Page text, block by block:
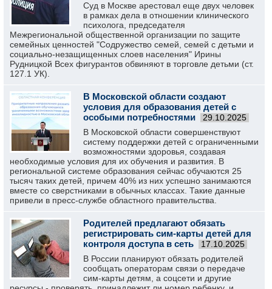
Суд в Москве арестовал еще двух человек
в рамках дела в отношении клинического
психолога, председателя
Межрегиональной общественной организации по защите
семейных ценностей "Содружество семей, семей с детьми и
социально-незащищенных слоев населения" Ирины
Рудницкой Всех фигурантов обвиняют в торговле детьми (ст.
127.1 УК).
В Московской области создают
условия для образования детей с
особыми потребностями
29.10.2025
В Московской области совершенствуют
систему поддержки детей с ограниченными
возможностями здоровья, создавая
необходимые условия для их обучения и развития. В
региональной системе образования сейчас обучаются 25
тысяч таких детей, причем 40% из них успешно занимаются
вместе со сверстниками в обычных классах. Такие данные
привели в пресс-службе областного правительства.
Родителей предлагают обязать
регистрировать сим-карты детей для
контроля доступа в сеть
17.10.2025
В России планируют обязать родителей
сообщать операторам связи о передаче
сим-карты детям, а соцсети и другие